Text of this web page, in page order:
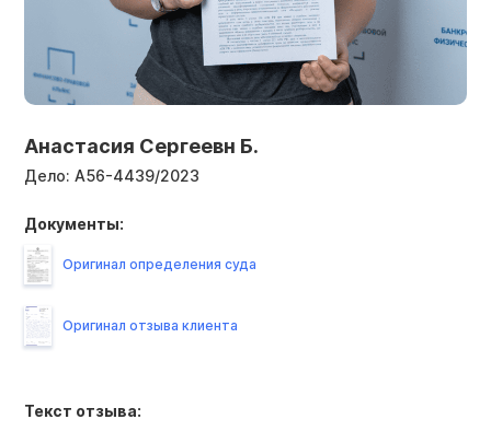
Анастасия Сергеевн Б.
Дело: А56-4439/2023
Текст отзыва:
Документы:
Оригинал определения суда
Оригинал отзыва клиента